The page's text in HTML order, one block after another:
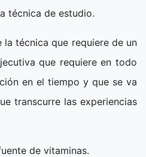
técnica de estudio.
técnica que requiere de un
que requiere en todo
en el tiempo y que se va
transcurre las experiencias
de vitaminas.